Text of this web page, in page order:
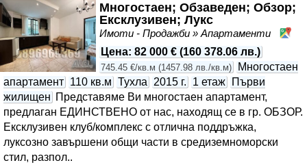
Многостаен; Обзаведен; Обзор;
Ексклузивен; Лукс
Имоти - Продажби » Апартаменти
Цена: 82 000 € (160 378.06 лв.)
745.45 €/кв.м (1457.98 лв./кв.м)
Многостаен
апартамент 110 кв.м Тухла 2015 г. 1 етаж
Първи
жилищен Представяме Ви многостаен апартамент,
предлаган ЕДИНСТВЕНО от нас, находящ се в гр. ОБЗОР.
Ексклузивен клуб/комплекс с отлична поддръжка,
луксозно завършени общи части в средиземноморски
стил, разпол..